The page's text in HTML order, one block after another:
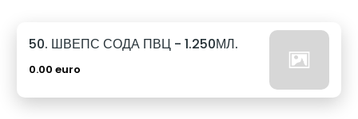
50. ШВЕПС СОДА ПВЦ - 1.250МЛ.
0.00 euro